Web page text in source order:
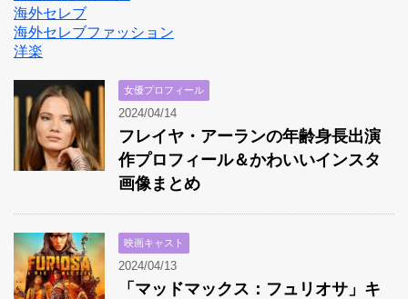
海外セレブ
海外セレブファッション
洋楽
女優プロフィール
2024/04/14
フレイヤ・アーランの年齢身長出演
作プロフィール＆かわいいインスタ
画像まとめ
映画キャスト
2024/04/13
「マッドマックス：フュリオサ」キ